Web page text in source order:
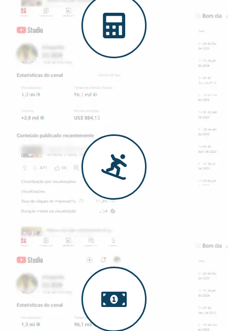
あなたがこれから発見するのは、あなたが夢にも思わな
かったほど多くの億万長者をすでに生み出した超儲かる
あります。
スパイとしてサーフィン
いる人々をスパイし、改造するための適切な戦略を学ぶ
ことができます。